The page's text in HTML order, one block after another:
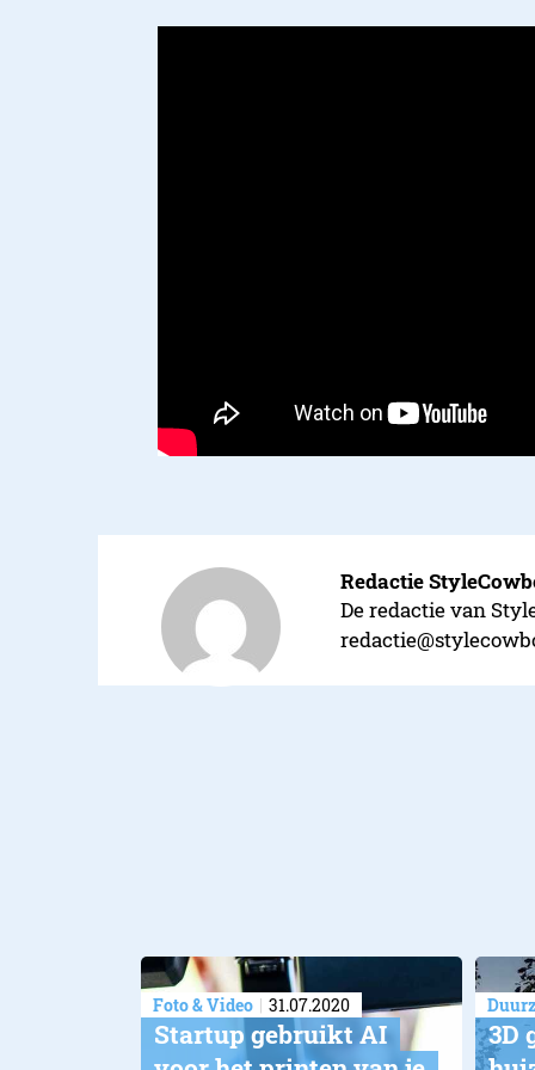
Redactie
De redactie van
Foto & Video 31.07.2020
Startup gebruikt AI
3D